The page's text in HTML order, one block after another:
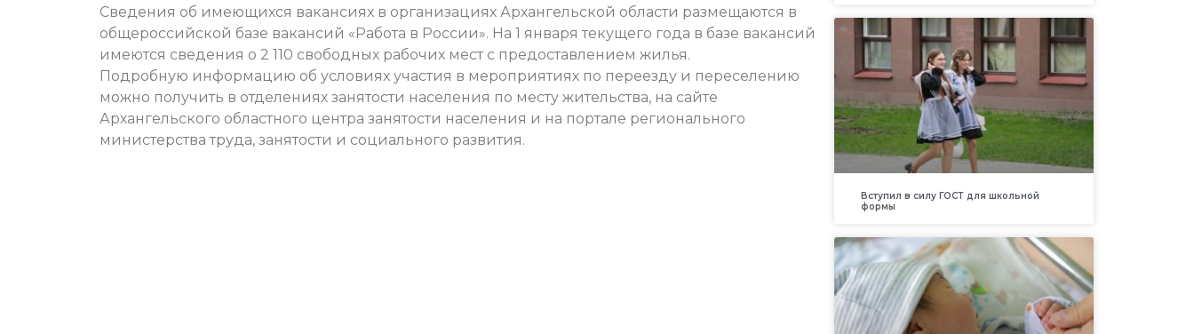
Сведения об имеющихся вакансиях в организациях Архангельской области размещаются в
общероссийской базе вакансий «Работа в России». На 1 января текущего года в базе вакансий
имеются сведения о 2 110 свободных рабочих мест с предоставлением жилья.
Подробную информацию об условиях участия в мероприятиях по переезду и переселению
можно получить в отделениях занятости населения по месту жительства, на сайте
Архангельского областного центра занятости населения и на портале регионального
министерства труда, занятости и социального развития.
Вступил в силу ГОСТ для школьной
формы